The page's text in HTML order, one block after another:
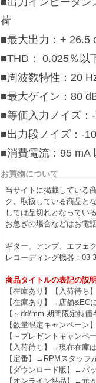
荷
■最大出力：+ 26.5
■THD： 0.025％以
■周波数特性：20
■最大ゲイン：80
■等価入力ノイズ：
■出力段ノイズ：-
■消費電流：95 mA
お買物について
当サイトに掲載している
ク、取扱している商品と
しては品切れとなってい
お急ぎの場合などはお電
ギター、アンプ、エフェ
レコーディング機器：03-
商品タイトルの表記の説明
【在庫あり】【入荷待ち
【在庫あり】→店舗&EC
【～dd/mm 期間限定特
【数量限定キャンペー
【～プレゼントキャン
【入荷待ち】→現在在庫
【定番】→RPMスタッフ
【ダウンロード版】→パ
【オンライン納品】→元